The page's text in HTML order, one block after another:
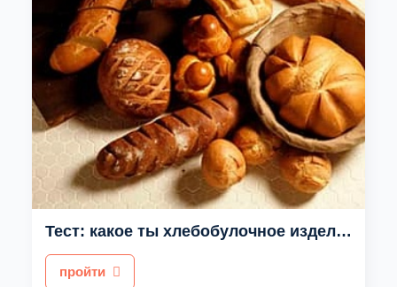
Тест: какое ты хлебобулочное изделие
пройти